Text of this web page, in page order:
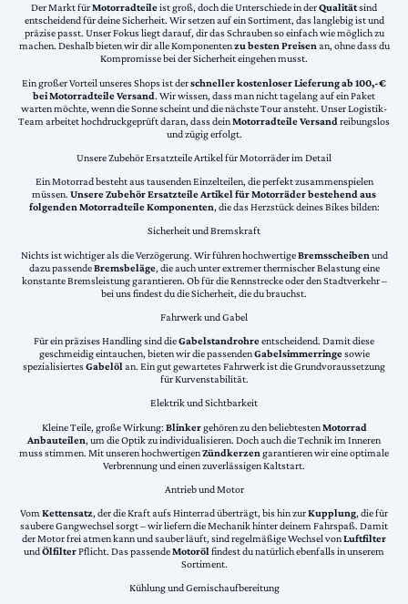
Der Markt fürMotorradteileist groß, doch die Unterschiede in derQualitätsind
entscheidend für deine Sicherheit. Wir setzen auf ein Sortiment, das langlebig ist und
präzise passt. Unser Fokus liegt darauf, dir das Schrauben so einfach wie möglich zu
machen. Deshalb bieten wir dir alle Komponentenzu besten Preisenan, ohne dass du
Kompromisse bei der Sicherheit eingehen musst.
Ein großer Vorteil unseres Shops ist derschneller kostenloser Lieferung ab 100,-€
bei Motorradteile Versand. Wir wissen, dass man nicht tagelang auf ein Paket
warten möchte, wenn die Sonne scheint und die nächste Tour ansteht. Unser Logistik-
Team arbeitet hochdruckgeprüft daran, dass deinMotorradteile Versand reibungslos
und zügig erfolgt.
Unsere Zubehör Ersatzteile Artikel für Motorräder im Detail
Ein Motorrad besteht aus tausenden Einzelteilen, die perfekt zusammenspielen
müssen. Unsere Zubehör Ersatzteile Artikel für Motorräder bestehend aus
folgenden Motorradteile Komponenten, die das Herzstück deines Bikes bilden:
Sicherheit und Bremskraft
Nichts ist wichtiger als die Verzögerung. Wir führen hochwertigeBremsscheiben und
dazu passendeBremsbeläge, die auch unter extremer thermischer Belastung eine
konstante Bremsleistung garantieren. Ob für die Rennstrecke oder den Stadtverkehr –
bei uns findest du die Sicherheit, die du brauchst.
Fahrwerk und Gabel
Für ein präzises Handling sind dieGabelstandrohreentscheidend. Damit diese
geschmeidig eintauchen, bieten wir die passendenGabelsimmerringesowie
spezialisiertesGabelölan. Ein gut gewartetes Fahrwerk ist die Grundvoraussetzung
für Kurvenstabilität.
Elektrik und Sichtbarkeit
Kleine Teile, große Wirkung: Blinkergehören zu den beliebtestenMotorrad
Anbauteilen, um die Optik zu individualisieren. Doch auch die Technik im Inneren
muss stimmen. Mit unseren hochwertigenZündkerzen garantieren wir eine optimale
Verbrennung und einen zuverlässigen Kaltstart.
Antrieb und Motor
VomKettensatz, der die Kraft aufs Hinterrad überträgt, bis hin zurKupplung, die für
saubere Gangwechsel sorgt – wir liefern die Mechanik hinter deinem Fahrspaß. Damit
der Motor frei atmen kann und sauber läuft, sind regelmäßige Wechsel vonLuftfilter
undÖlfilterPflicht. Das passendeMotorölfindest du natürlich ebenfalls in unserem
Sortiment.
Kühlung und Gemischaufbereitung